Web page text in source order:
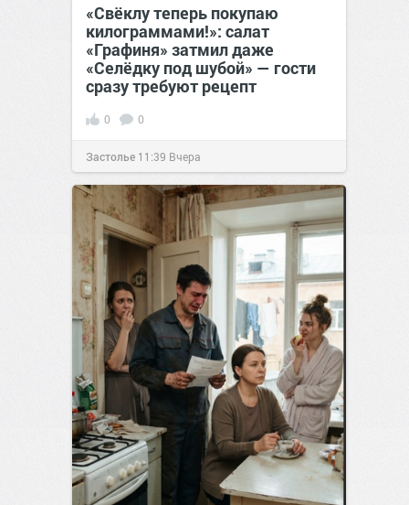
«Свёклу теперь покупаю
килограммами!»: салат
«Графиня» затмил даже
«Селёдку под шубой» — гости
сразу требуют рецепт
0 0
Застолье 11:39 Вчера